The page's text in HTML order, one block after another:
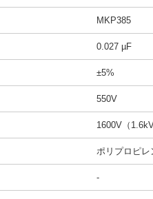
MKP385
0.027 µF
±5%
550V
1600V（1.6kV
ポリプロピレ
-